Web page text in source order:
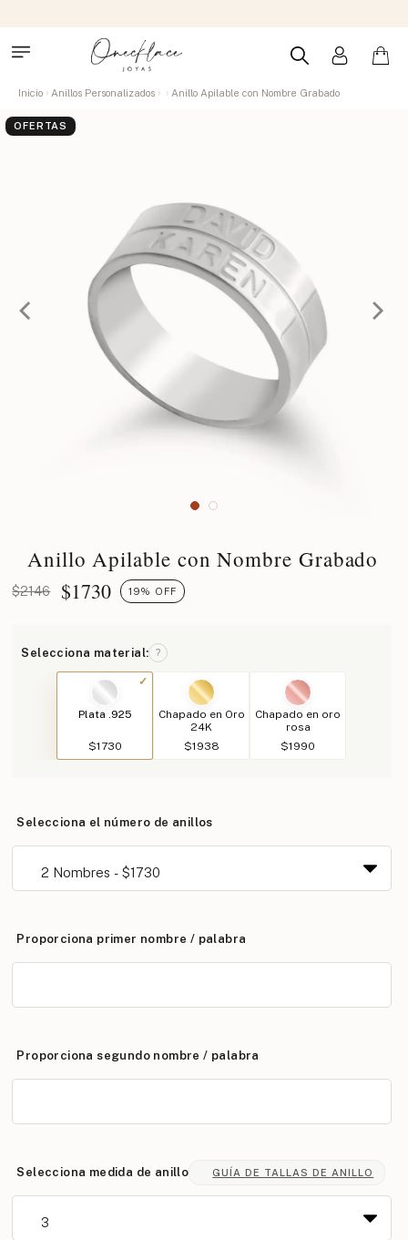
Inicio Anillos Personalizados Anillo Apilable con Nombre Grabado
OFERTAS
Anillo Apilable con Nombre Grabado
$2146 $1730 19% OFF
Selecciona material: ?
Plata .925
$1730
Chapado en Oro
24K
$1938
Chapado en oro
rosa
$1990
Selecciona el número de anillos
Proporciona primer nombre / palabra
Proporciona segundo nombre / palabra
Selecciona medida de anillo GUÍA DE TALLAS DE ANILLO